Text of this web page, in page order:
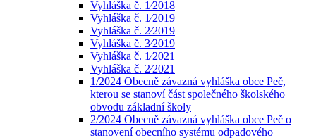
Vyhláška č. 1⁄2018
Vyhláška č. 1⁄2019
Vyhláška č. 2⁄2019
Vyhláška č. 3⁄2019
Vyhláška č. 1⁄2021
Vyhláška č. 2⁄2021
1/2024 Obecně závazná vyhláška obce Peč,
kterou se stanoví část společného školského
obvodu základní školy
2/2024 Obecně závazná vyhláška obce Peč o
stanovení obecního systému odpadového